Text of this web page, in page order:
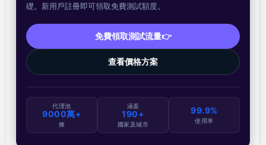
礎。新用戶註冊即可領取免費測試額度。
免費領取測試流量👉
查看價格方案
代理池
9000萬+
條
涵蓋
190+
國家及城市
99.9%
使用率